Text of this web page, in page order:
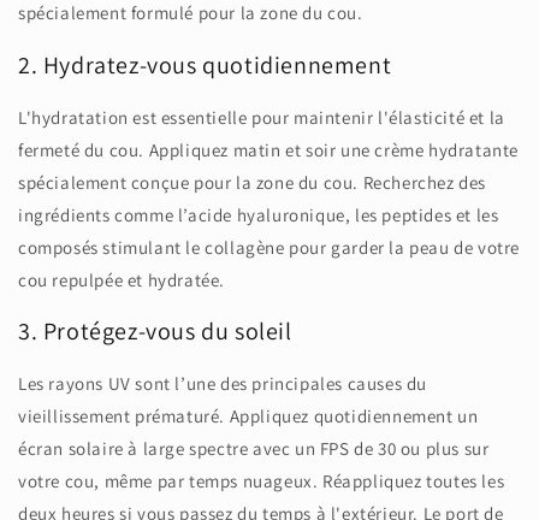
spécialement formulé pour la zone du cou.
2. Hydratez-vous quotidiennement
L'hydratation est essentielle pour maintenir l'élasticité et la
fermeté du cou. Appliquez matin et soir une crème hydratante
spécialement conçue pour la zone du cou. Recherchez des
ingrédients comme l’acide hyaluronique, les peptides et les
composés stimulant le collagène pour garder la peau de votre
cou repulpée et hydratée.
3. Protégez-vous du soleil
Les rayons UV sont l’une des principales causes du
vieillissement prématuré. Appliquez quotidiennement un
écran solaire à large spectre avec un FPS de 30 ou plus sur
votre cou, même par temps nuageux. Réappliquez toutes les
deux heures si vous passez du temps à l'extérieur. Le port de